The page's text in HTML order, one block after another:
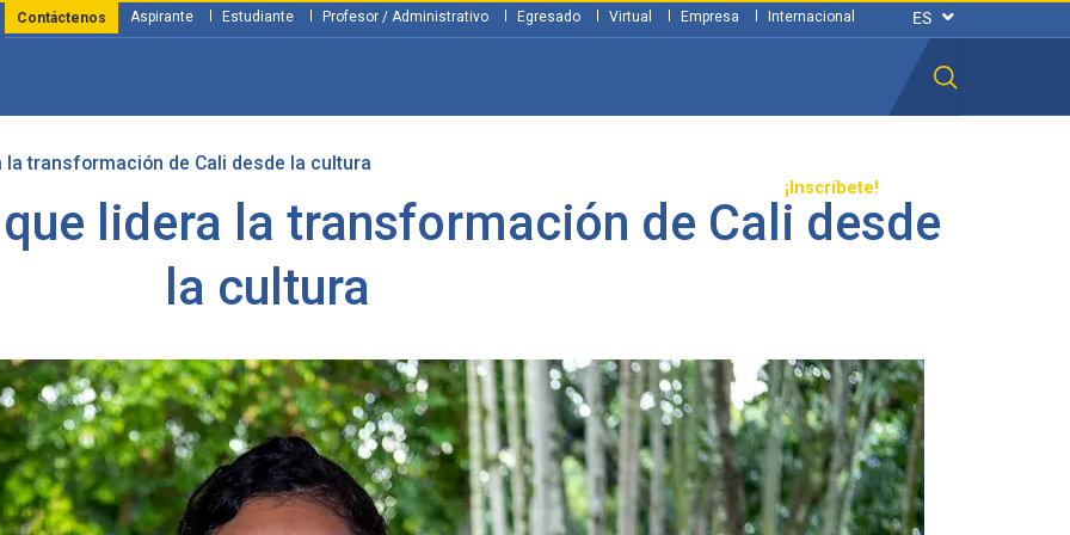
¡Inscríbete!
Aspirante Estudiante Profesor / Administrativo Egresado Virtual Empresa Internacional
Contáctenos
la transformación de Cali desde la cultura
lidera la transformación de Cali desde
la cultura